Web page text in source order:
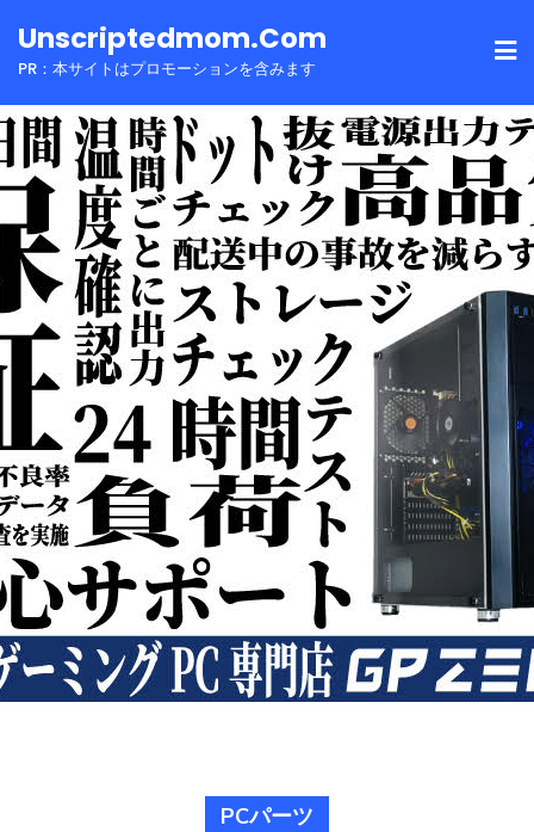
toUnscriptedmom.com
PR：本サイトはプロモーションを含みます
PCパーツ